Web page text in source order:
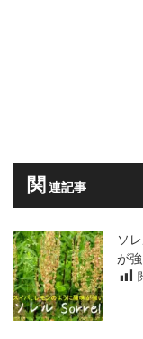
関 連記事
ソ
が